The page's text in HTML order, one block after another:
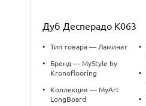
Дуб Десперадо К063
• Тип товара — Ламинат
•
Бренд — MyStyle by
Kronoflooring
•
Коллекция — MyArt
LongBoard
•
•
•